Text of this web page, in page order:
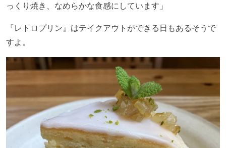
っくり焼き、なめらかな食感にしています」
『レトロプリン』はテイクアウトができる日もあるそうで
すよ。